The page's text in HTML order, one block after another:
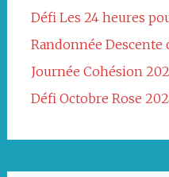
Défi Les 24 heures
Randonnée Descente
Journée Cohésion
Défi Octobre Rose